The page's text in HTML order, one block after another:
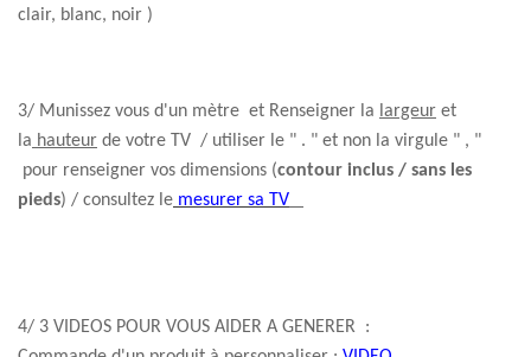
clair, blanc, noir )
3/ Munissez vous d'un mètre et Renseigner la largeur et
la hauteur de votre TV / utiliser le " . " et non la virgule " , "
pour renseigner vos dimensions (contour inclus / sans les
pieds) / consultez le mesurer sa TV
4/ 3 VIDEOS POUR VOUS AIDER A GENERER :